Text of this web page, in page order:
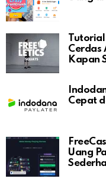
Cerdas
Kapan
Cepat
Uang